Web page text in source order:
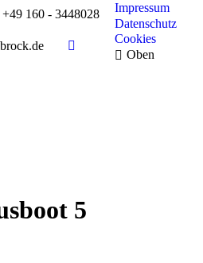
+49 160 - 3448028
Facebook
Impressum
Datenschutz
Cookies
Oben
5